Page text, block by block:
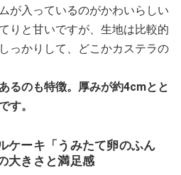
が入っているのがかわいらしい
りと甘いですが、生地は比較的
っかりして、どこかカステラの
るのも特徴。厚みが約4cmとと
す。
ケーキ「うみたて卵のふん
大きさと満足感